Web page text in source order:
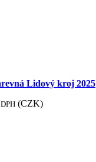
Lidový kroj 2025
(CZK)